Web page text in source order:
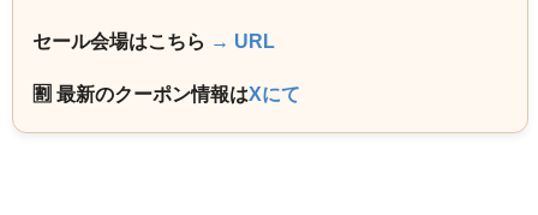
セール会場はこちら → URL
🈹 最新のクーポン情報はXにて